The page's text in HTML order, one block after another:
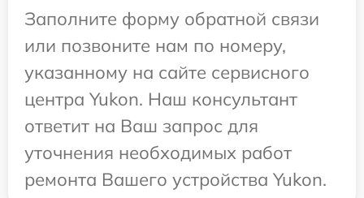
Заполните форму обратной связи
или позвоните нам по номеру,
указанному на сайте сервисного
центра Yukon. Наш консультант
ответит на Ваш запрос для
уточнения необходимых работ
ремонта Вашего устройства Yukon.